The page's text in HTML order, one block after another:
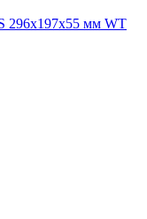
296x197x55 мм WT